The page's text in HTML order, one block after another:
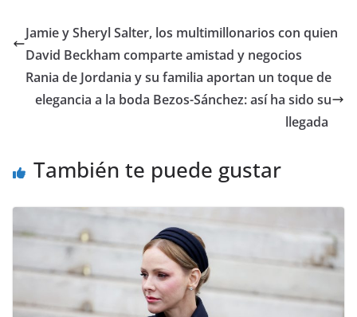
​Jamie y Sheryl Salter, los multimillonarios con quien
David Beckham comparte amistad y negocios
​Rania de Jordania y su familia aportan un toque de
elegancia a la boda Bezos-Sánchez: así ha sido su
llegada
También te puede gustar